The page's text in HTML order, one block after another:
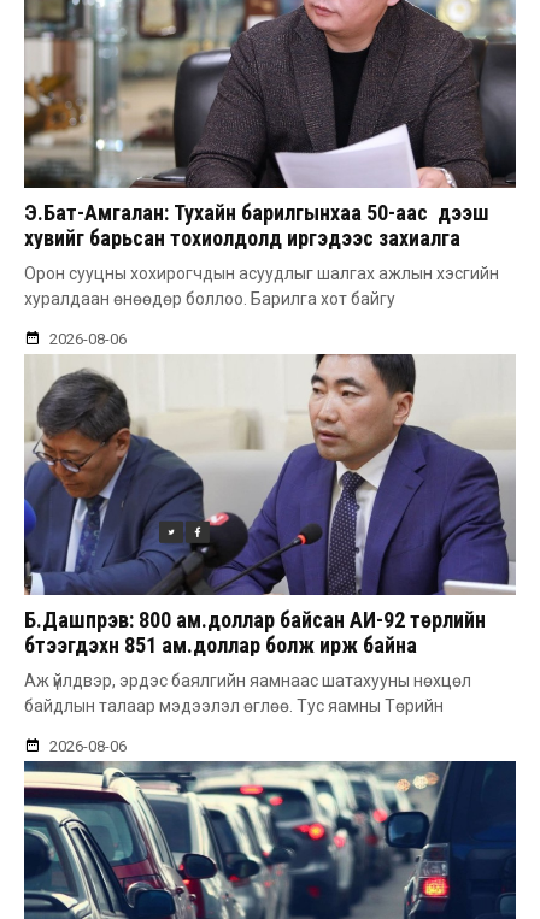
Э.Бат-Амгалан: Тухайн барилгынхаа 50-аас дээш
хувийг барьсан тохиолдолд иргэдээс захиалга
авдаг болгоно
Орон сууцны хохирогчдын асуудлыг шалгах ажлын хэсгийн
хуралдаан өнөөдөр боллоо. Барилга хот байгу
2026-08-06
Б.Дашпүрэв: 800 ам.доллар байсан АИ-92 төрлийн
бүтээгдэхүүн 851 ам.доллар болж ирж байна
Аж үйлдвэр, эрдэс баялгийн яамнаас шатахууны нөхцөл
байдлын талаар мэдээлэл өглөө. Тус яамны Төрийн
2026-08-06